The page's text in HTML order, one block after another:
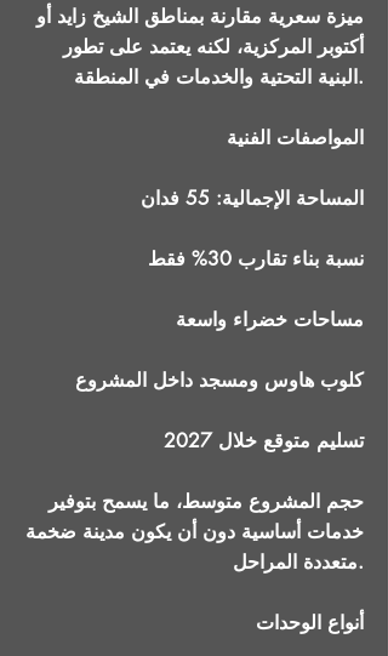
ميزة سعرية مقارنة بمناطق الشيخ زايد أو
أكتوبر المركزية، لكنه يعتمد على تطور
البنية التحتية والخدمات في المنطقة.
المواصفات الفنية
المساحة الإجمالية: 55 فدان
نسبة بناء تقارب 30% فقط
مساحات خضراء واسعة
كلوب هاوس ومسجد داخل المشروع
تسليم متوقع خلال 2027
حجم المشروع متوسط، ما يسمح بتوفير
خدمات أساسية دون أن يكون مدينة ضخمة
متعددة المراحل.
أنواع الوحدات